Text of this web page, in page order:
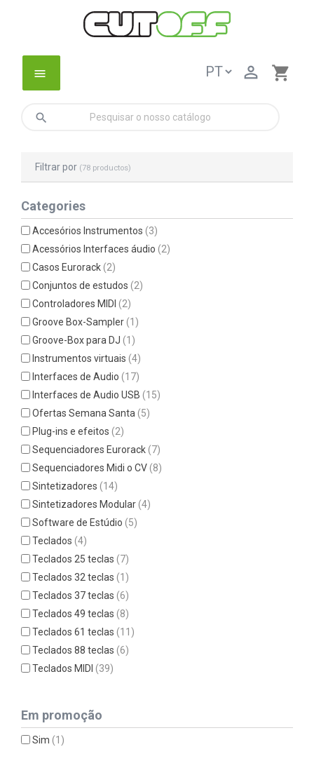
menu shopping_cart

search
Filtrar por (78 productos)
Categories
Accesórios Instrumentos(3)
Acessórios Interfaces áudio(2)
Casos Eurorack(2)
Conjuntos de estudos(2)
Controladores MIDI(2)
Groove Box-Sampler(1)
Groove-Box para DJ(1)
Instrumentos virtuais(4)
Interfaces de Audio(17)
Interfaces de Audio USB(15)
Ofertas Semana Santa(5)
Plug-ins e efeitos(2)
Sequenciadores Eurorack(7)
Sequenciadores Midi o CV(8)
Sintetizadores(14)
Sintetizadores Modular(4)
Software de Estúdio(5)
Teclados(4)
Teclados 25 teclas(7)
Teclados 32 teclas(1)
Teclados 37 teclas(6)
Teclados 49 teclas(8)
Teclados 61 teclas(11)
Teclados 88 teclas(6)
Teclados MIDI(39)
Em promoção
Sim(1)